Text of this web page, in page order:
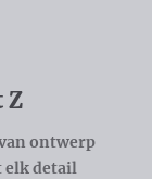
Z
ontwerp
elk detail